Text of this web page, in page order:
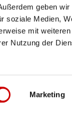
geben wir
soziale Medien,
mit
Nutzung der
Marketing